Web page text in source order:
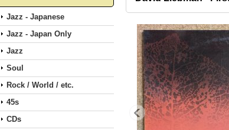
Jazz - Japanese
Jazz - Japan Only
Jazz
Soul
Rock / World / etc.
45s
CDs